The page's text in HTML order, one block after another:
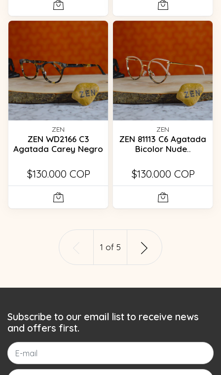
ZEN
ZEN WD2166 C3
Agatada Carey Negro
$130.000 COP
ZEN
ZEN 81113 C6 Agatada
Bicolor Nude..
$130.000 COP
1 of 5
Subscribe to our email list to receive news
and offers first.